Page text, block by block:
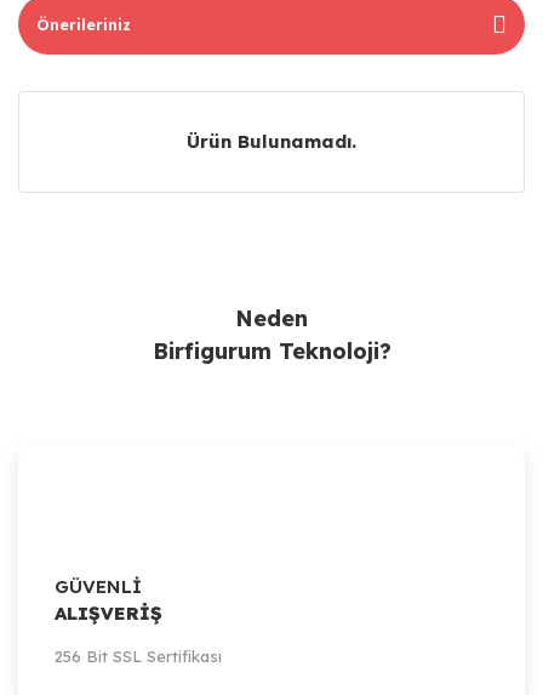
Önerileriniz
Ürün Bulunamadı.
Neden
Birfigurum Teknoloji?
GÜVENLİ
ALIŞVERİŞ
256 Bit SSL Sertifikası